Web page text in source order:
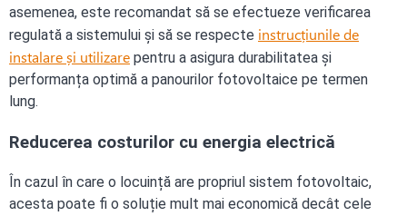
asemenea, este recomandat să se efectueze verificarea
regulată a sistemului și să se respecte instrucțiunile de
instalare și utilizare pentru a asigura durabilitatea și
performanța optimă a panourilor fotovoltaice pe termen
lung.
Reducerea costurilor cu energia electrică
În cazul în care o locuință are propriul sistem fotovoltaic,
acesta poate fi o soluție mult mai economică decât cele